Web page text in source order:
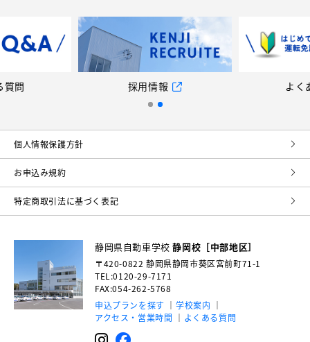
質問 採用情報 よく
個⼈情報保護⽅針
お申込み規約
特定商取引法に基づく表記
静岡県自動車学校静岡校［中部地区］
〒420-0822 静岡県静岡市葵区宮前町71-1
TEL:0120-29-7171
FAX:054-262-5768
申込プランを探す
学校案内
アクセス・営業時間
よくある質問